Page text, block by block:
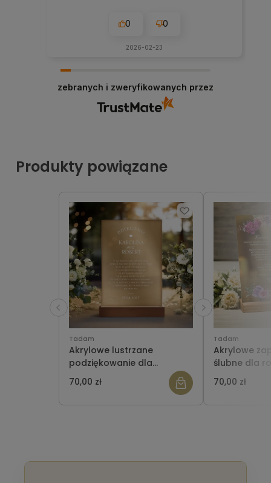
0 0
2026-02-23
zebranych i zweryfikowanych przez
Produkty powiązane
Tadam
Akrylowe lustrzane
podziękowanie dla
rodziców na ślub złote-
wzór 8
70,00 zł
Tadam
Akrylowe
ślubne dla
lustrzane
70,00 zł